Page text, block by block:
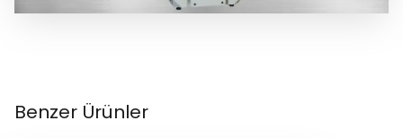
Benzer Ürünler